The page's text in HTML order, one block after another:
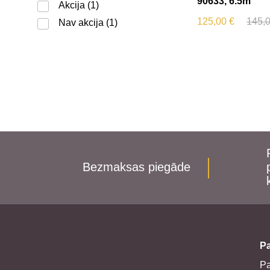
Akcija (1)
Nav akcija (1) 125,00 €
Bezmaksas piegāde